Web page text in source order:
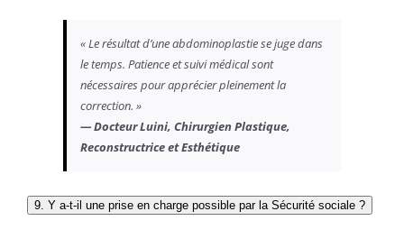
« Le résultat d’une abdominoplastie se juge dans
le temps. Patience et suivi médical sont
nécessaires pour apprécier pleinement la
correction. »
— Docteur Luini, Chirurgien Plastique,
Reconstructrice et Esthétique
9. Y a-t-il une prise en charge possible par la Sécurité sociale ?